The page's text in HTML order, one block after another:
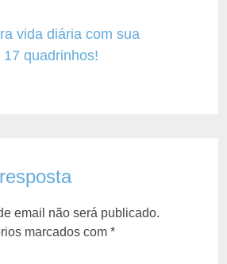
vida diária com sua
quadrinhos!
email não será publicado.
marcados com*